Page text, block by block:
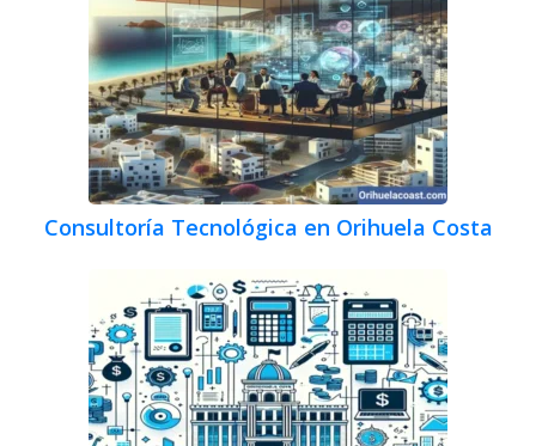
Consultoría Tecnológica en Orihuela Costa